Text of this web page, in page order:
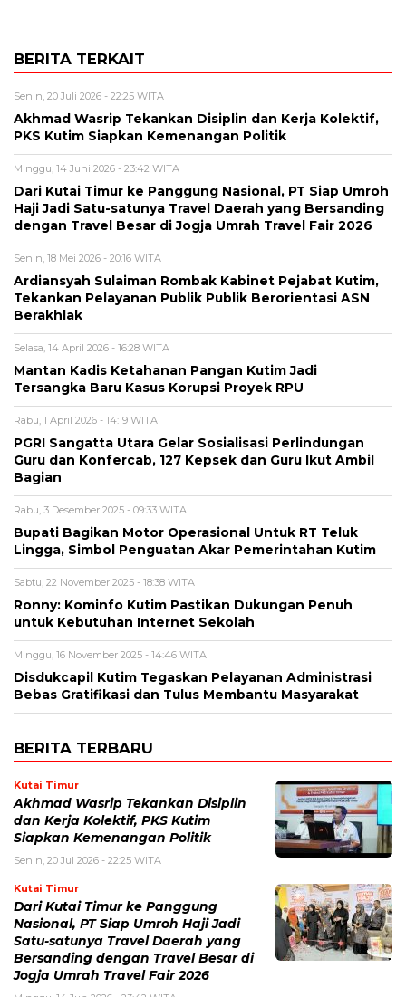
BERITA TERKAIT
Senin, 20 Juli 2026 - 22:25 WITA
Akhmad Wasrip Tekankan Disiplin dan Kerja Kolektif,
PKS Kutim Siapkan Kemenangan Politik
Minggu, 14 Juni 2026 - 23:42 WITA
Dari Kutai Timur ke Panggung Nasional, PT Siap Umroh
Haji Jadi Satu-satunya Travel Daerah yang Bersanding
dengan Travel Besar di Jogja Umrah Travel Fair 2026
Senin, 18 Mei 2026 - 20:16 WITA
Ardiansyah Sulaiman Rombak Kabinet Pejabat Kutim,
Tekankan Pelayanan Publik Publik Berorientasi ASN
Berakhlak
Selasa, 14 April 2026 - 16:28 WITA
Mantan Kadis Ketahanan Pangan Kutim Jadi
Tersangka Baru Kasus Korupsi Proyek RPU
Rabu, 1 April 2026 - 14:19 WITA
PGRI Sangatta Utara Gelar Sosialisasi Perlindungan
Guru dan Konfercab, 127 Kepsek dan Guru Ikut Ambil
Bagian
Rabu, 3 Desember 2025 - 09:33 WITA
Bupati Bagikan Motor Operasional Untuk RT Teluk
Lingga, Simbol Penguatan Akar Pemerintahan Kutim
Sabtu, 22 November 2025 - 18:38 WITA
Ronny: Kominfo Kutim Pastikan Dukungan Penuh
untuk Kebutuhan Internet Sekolah
Minggu, 16 November 2025 - 14:46 WITA
Disdukcapil Kutim Tegaskan Pelayanan Administrasi
Bebas Gratifikasi dan Tulus Membantu Masyarakat
BERITA TERBARU
Kutai Timur
Akhmad Wasrip Tekankan Disiplin
dan Kerja Kolektif, PKS Kutim
Siapkan Kemenangan Politik
Senin, 20 Jul 2026 - 22:25 WITA
Kutai Timur
Dari Kutai Timur ke Panggung
Nasional, PT Siap Umroh Haji Jadi
Satu-satunya Travel Daerah yang
Bersanding dengan Travel Besar di
Jogja Umrah Travel Fair 2026